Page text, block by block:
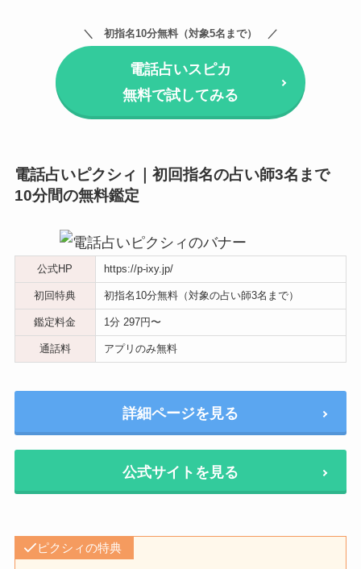
初指名10分無料（対象5名まで）
電話占いスピカ
無料で試してみる
電話占いピクシィ｜初回指名の占い師3名まで
10分間の無料鑑定
公式HP https://p-ixy.jp/
初回特典 初指名10分無料（対象の占い師3名まで）
鑑定料金 1分 297円〜
通話料 アプリのみ無料
詳細ページを見る
公式サイトを見る
ピクシィの特典